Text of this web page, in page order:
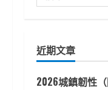
尋
字:
近期文章
2026城鎮韌性